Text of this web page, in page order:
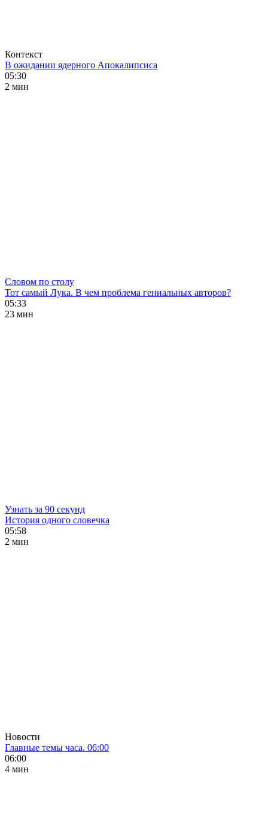
Контекст
В ожидании ядерного Апокалипсиса
05:30
2 мин
Словом по столу
Тот самый Лука. В чем проблема гениальных авторов?
05:33
23 мин
Узнать за 90 секунд
История одного словечка
05:58
2 мин
Новости
Главные темы часа. 06:00
06:00
4 мин